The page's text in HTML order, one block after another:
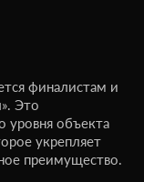
финалистам и
Это
уровня объекта
укрепляет
преимущество.